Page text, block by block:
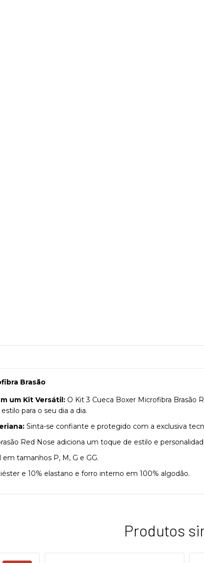
Brasão
um Kit Versátil: O Kit 3 Cueca Boxer Microfibra Brasão
para o seu dia a dia.
Sinta-se confiante e protegido com a exclusiva
Red Nose adiciona um toque de estilo e
em tamanhos P, M, G e GG.
e 10% elastano e forro interno em 100% algodão.
Produtos